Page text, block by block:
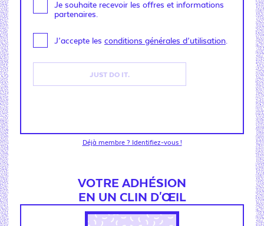
Je souhaite recevoir les offres et informations
partenaires.
J’accepte les conditions générales d’utilisation.
JUST DO IT.
Déjà membre ? Identifiez-vous !
VOTRE ADHÉSION
EN UN CLIN D'ŒIL